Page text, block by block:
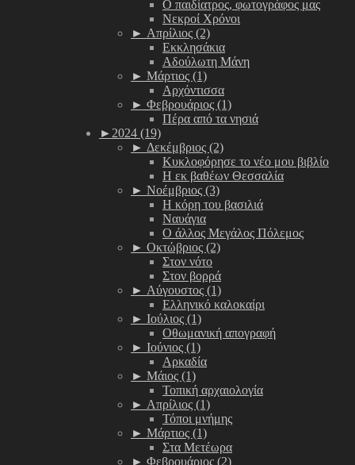
Ο παιδίατρος, φωτογράφος μας
Νεκροί Χρόνοι
► Απρίλιος (2)
Εκκλησάκια
Αδούλωτη Μάνη
► Μάρτιος (1)
Αρχόντισσα
► Φεβρουάριος (1)
Πέρα από τα νησιά
► 2024 (19)
► Δεκέμβριος (2)
Κυκλοφόρησε το νέο μου βιβλίο
Η εκ βαθέων Θεσσαλία
► Νοέμβριος (3)
Η κόρη του βασιλιά
Ναυάγια
Ο άλλος Μεγάλος Πόλεμος
► Οκτώβριος (2)
Στον νότο
Στον βορρά
► Αύγουστος (1)
Ελληνικό καλοκαίρι
► Ιούλιος (1)
Οθωμανική απογραφή
► Ιούνιος (1)
Αρκαδία
► Μάιος (1)
Τοπική αρχαιολογία
► Απρίλιος (1)
Τόποι μνήμης
► Μάρτιος (1)
Στα Μετέωρα
► Φεβρουάριος (2)